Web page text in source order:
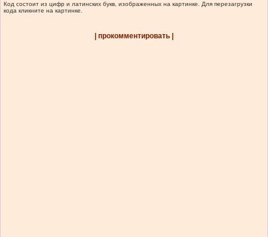
Код состоит из цифр и латинских букв, изображенных на картинке. Для перезагрузки
кода кликните на картинке.
| прокомментировать |